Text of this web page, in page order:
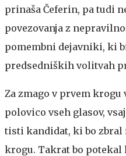
prinaša Čeferin, pa tudi
povezovanja z
pomembni dejavniki, ki
predsedniških volitvah
Za zmago v prvem
polovico vseh glasov,
tisti kandidat, ki bo zbral
krogu. Takrat bo potekal